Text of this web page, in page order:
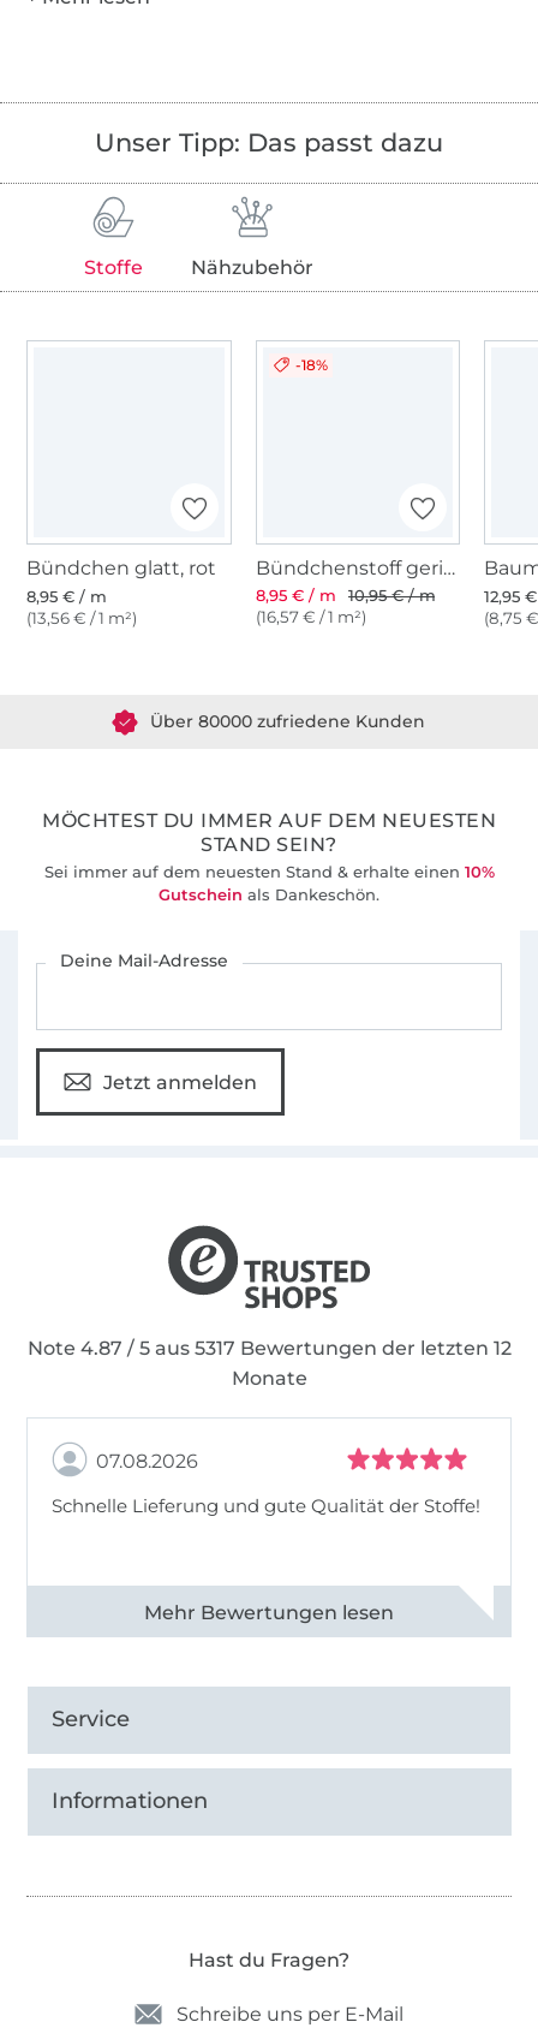
Unser Tipp: Das passt dazu
Stoffe Nähzubehör
Bündchen glatt, rot
8,95 € / m
(13,56 € / 1 m²)
-18%
Bündchenstoff gerippt rot
8,95 € / m
10,95 € / m
(16,57 € / 1 m²)
12,95
(8,75
MÖCHTEST DU IMMER AUF DEM NEUESTEN
STAND SEIN?
Sei immer auf dem neuesten Stand & erhalte einen 10%
Gutschein als Dankeschön.
Deine Mail-Adresse
Jetzt anmelden
Note 4.87 / 5 aus 5317 Bewertungen der letzten 12
Monate
07.08.2026
Schnelle Lieferung und gute Qualität der Stoffe!
Alle 82990 Bewertungen ansehen
Service
Informationen
Hast du Fragen?
Schreibe uns per E-Mail